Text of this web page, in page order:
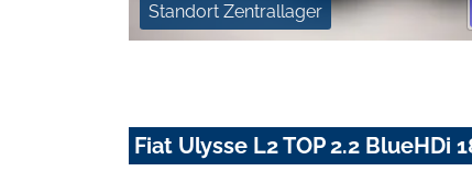
Standort Zentrallager
Fiat Ulysse L2 TOP 2.2 BlueHDi